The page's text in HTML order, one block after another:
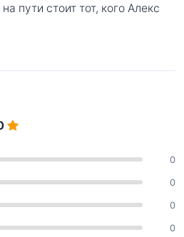
пути стоит тот, кого Алекс
0
0
0
0